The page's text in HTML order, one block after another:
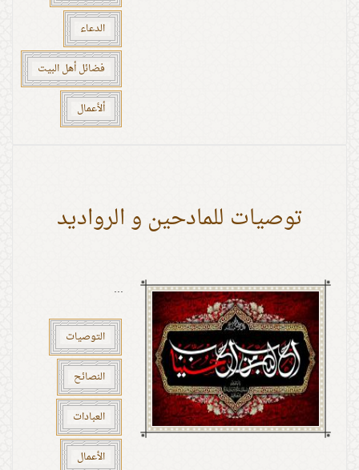
الدعاء
فضائل أهل البيت
ألأعمال
توصيات للمادحين و الرواديد
...
التوصيات
النصائح
العبادات
الأعمال